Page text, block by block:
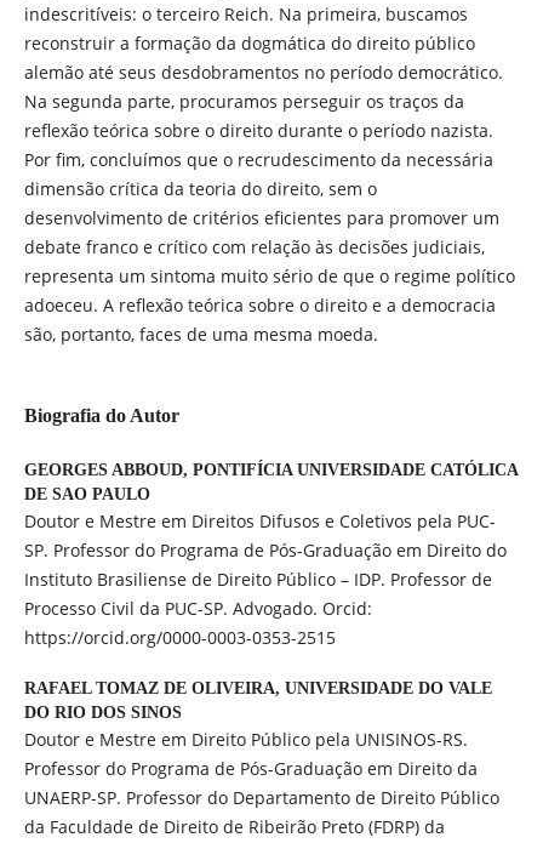
indescritíveis: o terceiro Reich. Na primeira, buscamos
reconstruir a formação da dogmática do direito público
alemão até seus desdobramentos no período democrático.
Na segunda parte, procuramos perseguir os traços da
reflexão teórica sobre o direito durante o período nazista.
Por fim, concluímos que o recrudescimento da necessária
dimensão crítica da teoria do direito, sem o
desenvolvimento de critérios eficientes para promover um
debate franco e crítico com relação às decisões judiciais,
representa um sintoma muito sério de que o regime político
adoeceu. A reflexão teórica sobre o direito e a democracia
são, portanto, faces de uma mesma moeda.
Biografia do Autor
GEORGES ABBOUD, PONTIFÍCIA UNIVERSIDADE CATÓLICA
DE SAO PAULO
Doutor e Mestre em Direitos Difusos e Coletivos pela PUC-
SP. Professor do Programa de Pós-Graduação em Direito do
Instituto Brasiliense de Direito Público – IDP. Professor de
Processo Civil da PUC-SP. Advogado. Orcid:
https://orcid.org/0000-0003-0353-2515
RAFAEL TOMAZ DE OLIVEIRA, UNIVERSIDADE DO VALE
DO RIO DOS SINOS
Doutor e Mestre em Direito Público pela UNISINOS-RS.
Professor do Programa de Pós-Graduação em Direito da
UNAERP-SP. Professor do Departamento de Direito Público
da Faculdade de Direito de Ribeirão Preto (FDRP) da